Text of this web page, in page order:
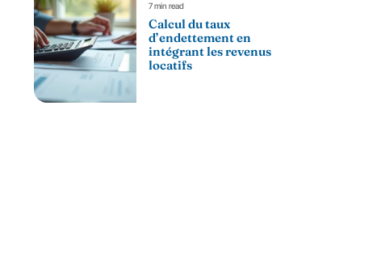
7 min read
Calcul du taux
d’endettement en
intégrant les revenus
locatifs